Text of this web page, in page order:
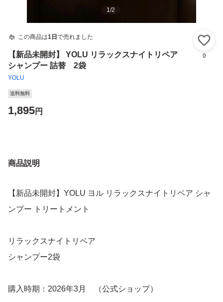
1/2
この商品は1日 で売れました
【新品未開封】 YOLU リラックスナイトリペア
シャンプー 詰替 2袋
YOLU
0
送料無料
1,895円
商品説明
【新品未開封】YOLU ヨル リラックスナイトリペア シャ
ンプー トリートメント
リラックスナイトリペア
シャンプー2袋
購入時期：2026年3月 （公式ショップ）